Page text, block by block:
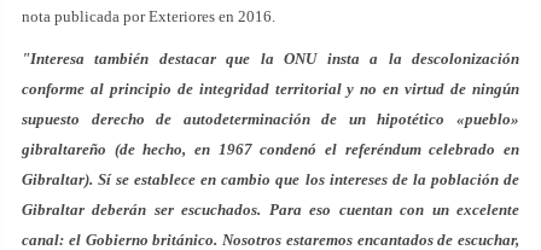
nota publicada por Exteriores en 2016.
"Interesa también destacar que la ONU insta a la descolonización
conforme al principio de integridad territorial y no en virtud de ningún
supuesto derecho de autodeterminación de un hipotético «pueblo»
gibraltareño (de hecho, en 1967 condenó el referéndum celebrado en
Gibraltar). Sí se establece en cambio que los intereses de la población de
Gibraltar deberán ser escuchados. Para eso cuentan con un excelente
canal: el Gobierno británico. Nosotros estaremos encantados de escuchar,